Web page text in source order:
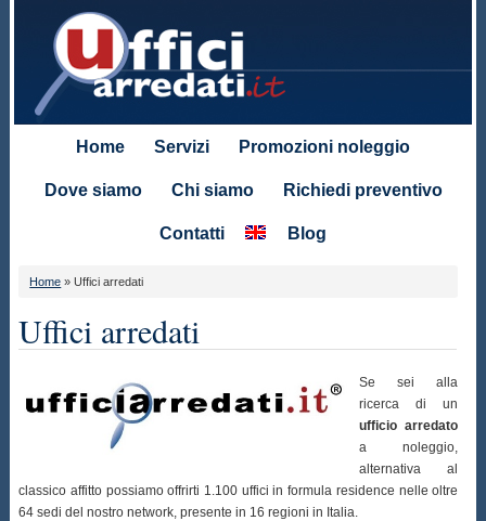
Home Servizi Promozioni noleggio
Dove siamo Chi siamo Richiedi preventivo
Contatti Blog
Home »Uffici arredati
Uffici arredati
Se sei alla
ricerca di un
ufficio arredato
a noleggio,
alternativa al
classico affitto possiamo offrirti 1.100 uffici in formula residence nelle oltre
64 sedi del nostro network, presente in 16 regioni in Italia.